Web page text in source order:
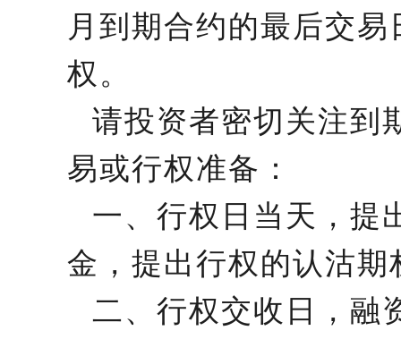
月到期合约的最后交
权。
请投资者密切关注到
易或行权准备：
一、行权日当天，提
金，提出行权的认沽
二、行权交收日，融